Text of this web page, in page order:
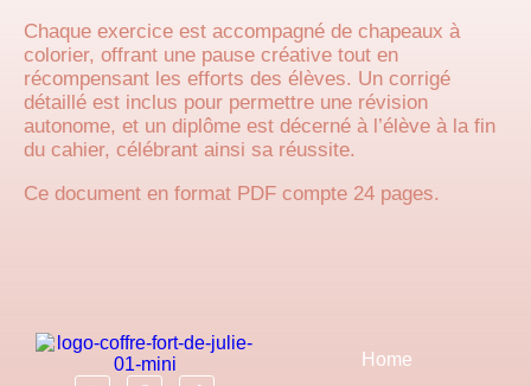
Chaque exercice est accompagné de chapeaux à
colorier, offrant une pause créative tout en
récompensant les efforts des élèves. Un corrigé
détaillé est inclus pour permettre une révision
autonome, et un diplôme est décerné à l’élève à la fin
du cahier, célébrant ainsi sa réussite.
Ce document en format PDF compte 24 pages.
Home